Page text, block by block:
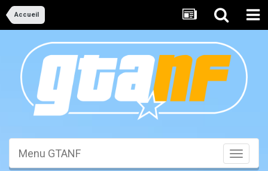
Accueil
Toggle
Menu GTANF